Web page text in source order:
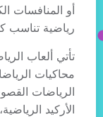
أو المنافسات
رياضية تناسب
تأتي ألعاب
محاكيات
الرياضات
الأركيد